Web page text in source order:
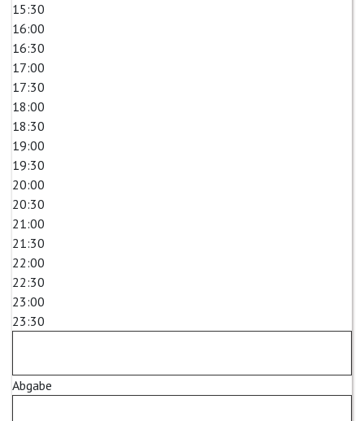
15:30
16:00
16:30
17:00
17:30
18:00
18:30
19:00
19:30
20:00
20:30
21:00
21:30
22:00
22:30
23:00
23:30
Abgabe